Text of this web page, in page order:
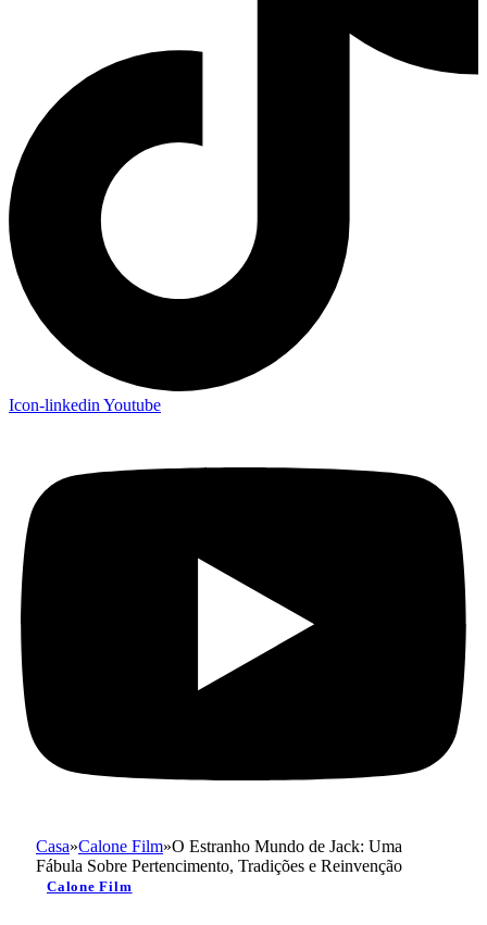
Icon-linkedin Youtube
Casa»Calone Film»O Estranho Mundo de Jack: Uma
Fábula Sobre Pertencimento, Tradições e Reinvenção
Calone Film